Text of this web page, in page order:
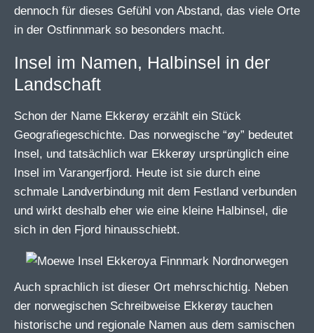
dennoch für dieses Gefühl von Abstand, das viele Orte
in der Ostfinnmark so besonders macht.
Insel im Namen, Halbinsel in der
Landschaft
Schon der Name Ekkerøy erzählt ein Stück
Geografiegeschichte. Das norwegische “øy” bedeutet
Insel, und tatsächlich war Ekkerøy ursprünglich eine
Insel im Varangerfjord. Heute ist sie durch eine
schmale Landverbindung mit dem Festland verbunden
und wirkt deshalb eher wie eine kleine Halbinsel, die
sich in den Fjord hinausschiebt.
Auch sprachlich ist dieser Ort mehrschichtig. Neben
der norwegischen Schreibweise Ekkerøy tauchen
historische und regionale Namen aus dem samischen